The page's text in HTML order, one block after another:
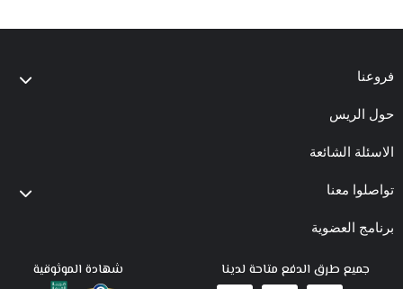
فروعنا
حول الريس
الاسئلة الشائعة
تواصلوا معنا
برنامج العضوية
جميع طرق الدفع متاحة لدينا شهادة الموثوقية